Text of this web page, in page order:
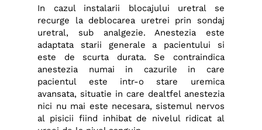
In cazul instalarii blocajului uretral se
recurge la deblocarea uretrei prin sondaj
uretral, sub analgezie. Anestezia este
adaptata starii generale a pacientului si
este de scurta durata. Se contraindica
anestezia numai in cazurile in care
pacientul este intr-o stare uremica
avansata, situatie in care dealtfel anestezia
nici nu mai este necesara, sistemul nervos
al pisicii fiind inhibat de nivelul ridicat al